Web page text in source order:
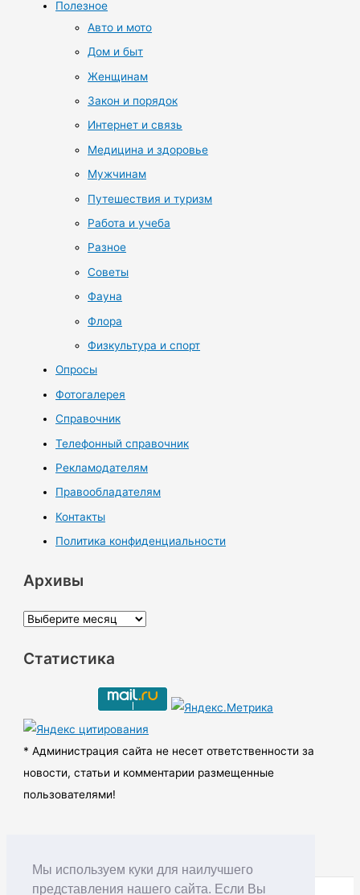
Мы используем куки для наилучшего
представления нашего сайта. Если Вы
Полезное
Авто и мото
Дом и быт
Женщинам
Закон и порядок
Интернет и связь
Медицина и здоровье
Мужчинам
Путешествия и туризм
Работа и учеба
Разное
Советы
Фауна
Флора
Физкультура и спорт
Опросы
Фотогалерея
Справочник
Телефонный справочник
Рекламодателям
Правообладателям
Контакты
Политика конфиденциальности
Архивы
А
х
ы
Статистика
* Администрация сайта не несет ответственности за
новости, статьи и комментарии размещенные
пользователями!